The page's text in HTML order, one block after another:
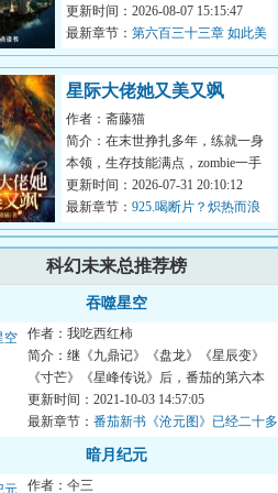
塔是一座充满爱的塔，请用爱来攀
登欲塔。...
更新时间：2026-08-07 15:15:47
最新章节： 第六百三十三章 如此美
好的奇迹
星际大佬她又美又飒
作者：斋藤猫
简介：在末世挣扎多年，练就一身
本领，生存技能满点，zombie一手
一个跟砍瓜切菜似的夏洛，她挂
了。再睁眼...
更新时间：2026-07-31 20:10:12
最新章节： 925.喝断片？炽热而浪
漫的恋情？要联系方式！
科幻未来总推荐榜
吞噬星空
作者：我吃西红柿
简介：继《九鼎记》《盘龙》《星辰变》
《寸芒》《星峰传说》后，番茄的第六本
书！简介：星空中。“这颗星...
更新时间：2021-10-03 14:57:05
最新章节： 番茄新书《沧元图》已经二十多
万字，可以看啦！
暗月纪元
作者：仐三